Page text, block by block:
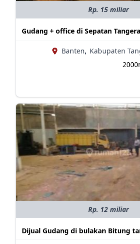
Rp. 15 miliar
Gudang + office di Sepatan
Banten, Kabupaten
Rp. 12 miliar
Dijual Gudang di bulakan Bitung